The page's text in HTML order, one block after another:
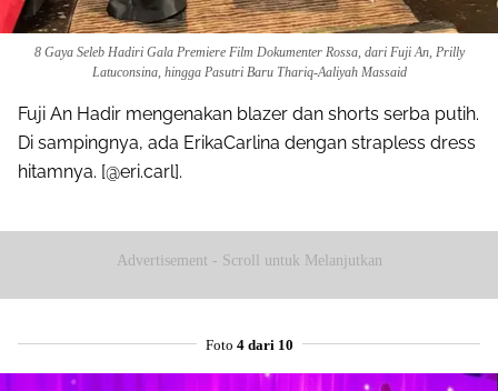
8 Gaya Seleb Hadiri Gala Premiere Film Dokumenter Rossa, dari Fuji An, Prilly
Latuconsina, hingga Pasutri Baru Thariq-Aaliyah Massaid
Fuji An Hadir mengenakan blazer dan shorts serba putih.
Di sampingnya, ada ErikaCarlina dengan strapless dress
hitamnya. [@eri.carl].
Advertisement - Scroll untuk Melanjutkan
Foto 4 dari 10